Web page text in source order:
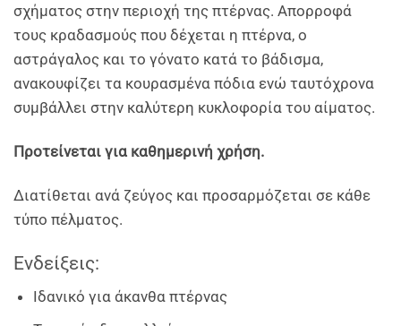
σχήματος στην περιοχή της πτέρνας. Απορροφά
τους κραδασμούς που δέχεται η πτέρνα, ο
αστράγαλος και το γόνατο κατά το βάδισμα,
ανακουφίζει τα κουρασμένα πόδια ενώ ταυτόχρονα
συμβάλλει στην καλύτερη κυκλοφορία του αίματος.
Προτείνεται για καθημερινή χρήση.
Διατίθεται ανά ζεύγος και προσαρμόζεται σε κάθε
τύπο πέλματος.
Ενδείξεις:
Ιδανικό για άκανθα πτέρνας